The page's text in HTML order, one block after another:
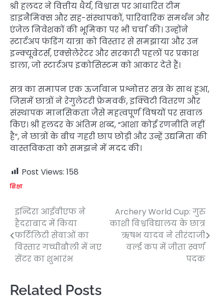
श्री हलदर ने वित्तीय धैर्य, विश्वास पर आधारित टीम
डाइनैमिक्स और सह-संस्थापकों, पारिवारिक समर्थन और
एंजेल निवेशकों की भूमिका पर भी चर्चा की। उन्होंने
स्टार्टअप फंडिंग यात्रा को विस्तार से समझाया और उन
इन्क्यूबेटर्स, एक्सेलेरेटर और सरकारी पहलों पर प्रकाश
डाला, जो स्टार्टअप इकोसिस्टम को आकार देते हैं।
सत्र का समापन एक ऊर्जावान प्रश्नोत्तर सत्र के साथ हुआ,
जिसमें छात्रों ने रेगुलेटरी फ्रेमवर्क, इक्विटी वितरण और
संस्थापक मानसिकता जैसे महत्वपूर्ण विषयों पर सवाल
किए। श्री हलदर के अंतिम शब्द, “आशा कोई रणनीति नहीं
है”, ने छात्रों के बीच गहरी छाप छोड़ी और उन्हें उद्यमिता की
वास्तविकता को समझने में मदद की।
Post Views: 158
शिक्षा
Post
navigation
इन्दिरा आईवीएफ ने
हैदराबाद में किया
फर्टिलिटी सेवाओं का
विस्तार गच्चीबौली में नए
सेंटर का शुभारंभ
Archery World Cup: गुरु
काशी विश्वविद्यालय के छात्र
ऋषभ यादव ने तीरंदाजी
वर्ल्ड कप में जीता स्वर्ण
पदक
Related Posts